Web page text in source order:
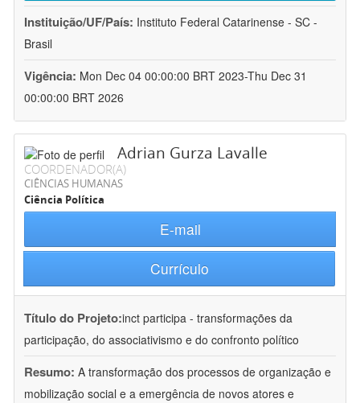
Instituição/UF/País: Instituto Federal Catarinense - SC -
Brasil
Vigência: Mon Dec 04 00:00:00 BRT 2023-Thu Dec 31
00:00:00 BRT 2026
Adrian Gurza Lavalle
COORDENADOR(A)
CIÊNCIAS HUMANAS
Ciência Política
E-mail
Currículo
Título do Projeto:inct participa - transformações da
participação, do associativismo e do confronto político
Resumo: A transformação dos processos de organização e
mobilização social e a emergência de novos atores e